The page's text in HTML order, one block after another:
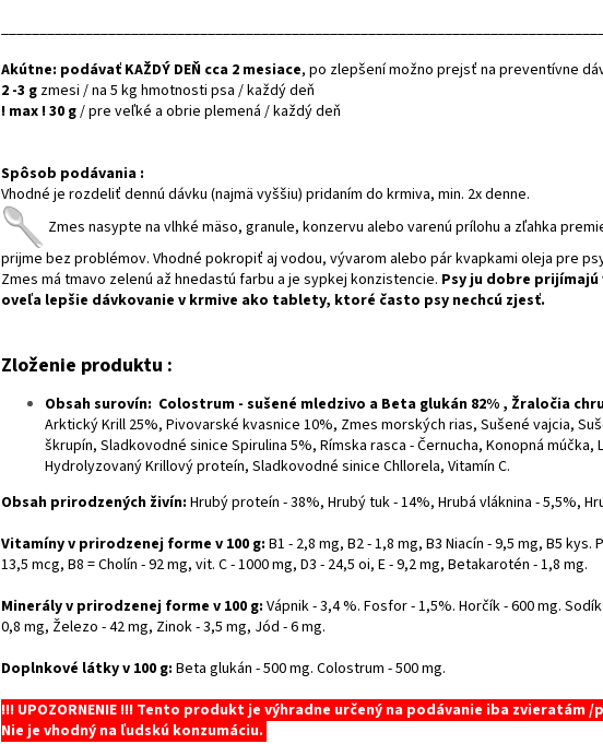
Akútne: podávať KAŽDÝ DEŇ cca 2 mesiace, po zlepšení možno prejsť na preventívne
2 -3 g zmesi / na 5 kg hmotnosti psa / každý deň
! max ! 30 g/ pre veľké a obrie plemená / každý deň
Spôsob podávania :
Vhodné je rozdeliť dennú dávku (najmä vyššiu) pridaním do krmiva, min. 2x denne.
Zmes nasypte na vlhké mäso, granule, konzervu alebo varenú prílohu a zľahka
prijme bez problémov. Vhodné pokropiť aj vodou, vývarom alebo pár kvapkami oleja pre
Zmes má tmavo zelenú až hnedastú farbu a je sypkej konzistencie. Psy ju dobre
oveľa lepšie dávkovanie v krmive ako tablety, ktoré často psy nechcú zjesť.
Zloženie produktu :
Obsah surovín: Colostrum - sušené mledzivo a Beta glukán 82% , Žraločia
Arktický Krill 25%, Pivovarské kvasnice 10%, Zmes morských rias, Sušené vajcia,
škrupín, Sladkovodné sinice Spirulina 5%, Rímska rasca - Černucha, Konopná
Hydrolyzovaný Krillový proteín, Sladkovodné sinice Chllorela, Vitamín C.
Obsah prirodzených živín: Hrubý proteín - 38%, Hrubý tuk - 14%, Hrubá vláknina - 5,5%,
Vitamíny v prirodzenej forme v 100 g: B1 - 2,8 mg, B2 - 1,8 mg, B3 Niacín - 9,5 mg, B5
13,5 mcg, B8 = Cholín - 92 mg, vit. C - 1000 mg, D3 - 24,5 oi, E - 9,2 mg, Betakarotén - 1,8 mg.
Minerály v prirodzenej forme v 100 g: Vápnik - 3,4 %. Fosfor - 1,5%. Horčík - 600 mg.
0,8 mg, Železo - 42 mg, Zinok - 3,5 mg, Jód - 6 mg.
Doplnkové látky v 100 g: Beta glukán - 500 mg. Colostrum - 500 mg.
!!! UPOZORNENIE !!! Tento produkt je výhradne určený na podávanie iba zvieratám /
Nie je vhodný na ľudskú konzumáciu.